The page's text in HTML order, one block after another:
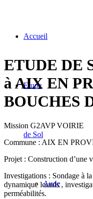
Accueil
Etude
de Sol
Aude
ETUDE DE
à AIX EN
BOUCHES
Mission G2AVP VOIRIE
Commune : AIX EN
Projet : Construction d’une
Investigations : Sondage à
dynamique lourds ,
perméabilités.